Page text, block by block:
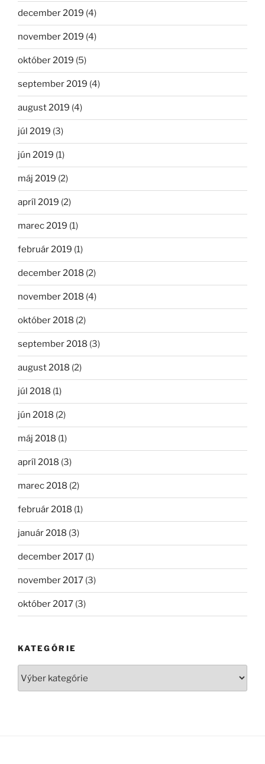
december 2019 (4)
november 2019 (4)
október 2019 (5)
september 2019 (4)
august 2019 (4)
júl 2019 (3)
jún 2019 (1)
máj 2019 (2)
apríl 2019 (2)
marec 2019 (1)
február 2019 (1)
december 2018 (2)
november 2018 (4)
október 2018 (2)
september 2018 (3)
august 2018 (2)
júl 2018 (1)
jún 2018 (2)
máj 2018 (1)
apríl 2018 (3)
marec 2018 (2)
február 2018 (1)
január 2018 (3)
december 2017 (1)
november 2017 (3)
október 2017 (3)
KATEGÓRIE